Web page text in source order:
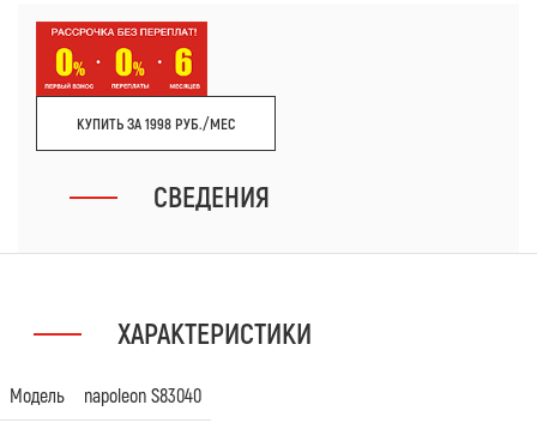
КУПИТЬ ЗА 1998 РУБ./МЕС
СВЕДЕНИЯ
ХАРАКТЕРИСТИКИ
Модель napoleon S83040